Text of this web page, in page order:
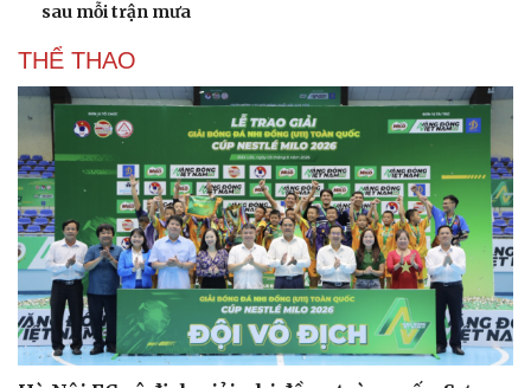
sau mỗi trận mưa
THỂ THAO